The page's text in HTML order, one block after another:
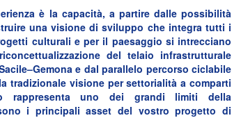
è la capacità, a partire dalle possibilità
una visione di sviluppo che integra tutti i
culturali e per il paesaggio si intrecciano
del telaio infrastrutturale
e dal parallelo percorso ciclabile
tradizionale visione per settorialità a comparti
rappresenta uno dei grandi limiti della
i principali asset del vostro progetto di